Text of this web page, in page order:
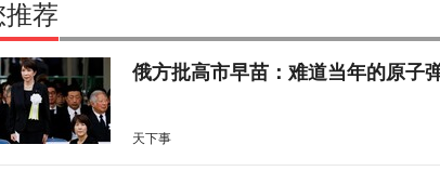
推荐
俄方批高市早苗：难道当年的原子
天下事